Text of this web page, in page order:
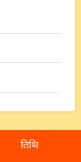
तिथि